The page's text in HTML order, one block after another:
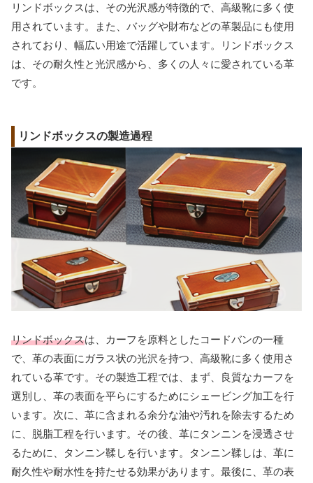
リンドボックスは、その光沢感が特徴的で、高級靴に多く使
用されています。また、バッグや財布などの革製品にも使用
されており、幅広い用途で活躍しています。リンドボックス
は、その耐久性と光沢感から、多くの人々に愛されている革
です。
リンドボックスの製造過程
リンドボックスは、カーフを原料としたコードバンの一種
で、革の表面にガラス状の光沢を持つ、高級靴に多く使用さ
れている革です。その製造工程では、まず、良質なカーフを
選別し、革の表面を平らにするためにシェービング加工を行
います。次に、革に含まれる余分な油や汚れを除去するため
に、脱脂工程を行います。その後、革にタンニンを浸透させ
るために、タンニン鞣しを行います。タンニン鞣しは、革に
耐久性や耐水性を持たせる効果があります。最後に、革の表